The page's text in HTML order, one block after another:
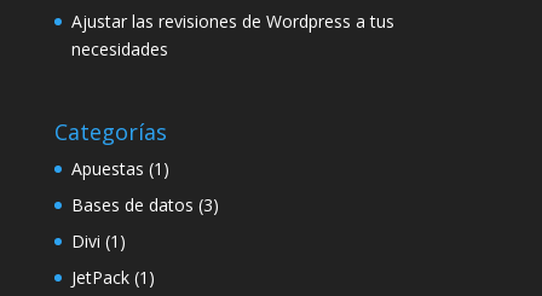
Ajustar las revisiones de Wordpress a tus
necesidades
Categorías
Apuestas (1)
Bases de datos (3)
Divi (1)
JetPack(1)